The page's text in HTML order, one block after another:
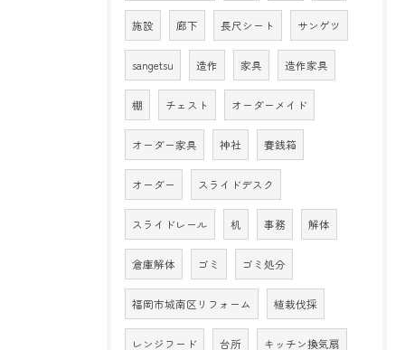
施設 廊下 長尺シート サンゲツ
sangetsu 造作 家具 造作家具
棚 チェスト オーダーメイド
オーダー家具 神社 賽銭箱
オーダー スライドデスク
スライドレール 机 事務 解体
倉庫解体 ゴミ ゴミ処分
福岡市城南区リフォーム 植栽伐採
レンジフード 台所 キッチン換気扇